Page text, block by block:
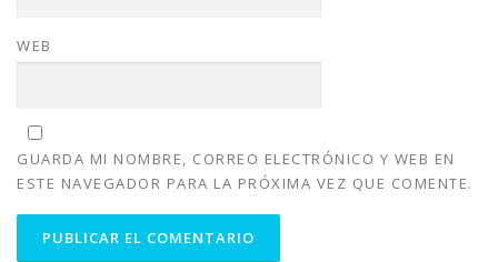
WEB
GUARDA MI NOMBRE, CORREO ELECTRÓNICO Y WEB EN
ESTE NAVEGADOR PARA LA PRÓXIMA VEZ QUE COMENTE.